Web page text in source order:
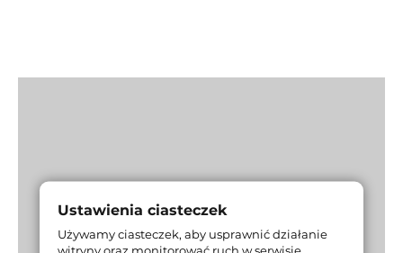
Ustawienia ciasteczek
Używamy ciasteczek, aby usprawnić działanie
witryny oraz monitorować ruch w serwisie.